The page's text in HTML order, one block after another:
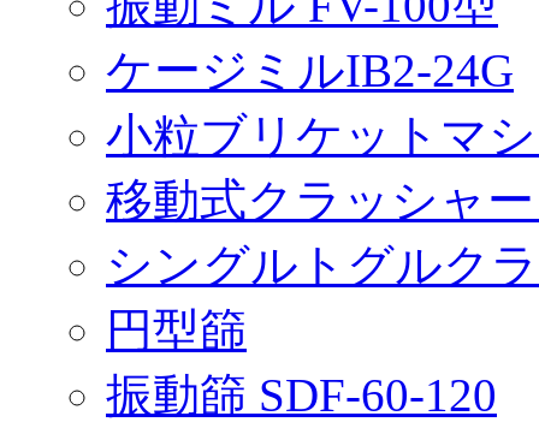
ケージミルIB2-24G
小粒ブリケットマ
移動式クラッシャー
シングルトグルク
円型篩
振動篩 SDF-60-120